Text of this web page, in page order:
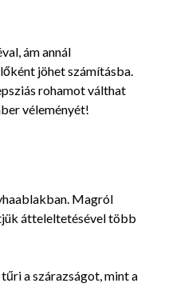
ám annál
jöhet számításba.
rohamot válthat
véleményét!
Magról
átteleltetésével több
a szárazságot, mint a